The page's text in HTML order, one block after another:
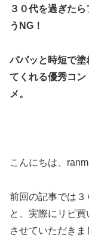
３０代を過ぎた
うNG！
パパッと時短で塗
てくれる優秀コ
メ。
こんにちは、
前回の記事では
と、実際にリピ
させていただき